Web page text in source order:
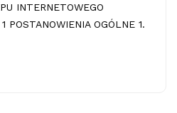
INTERNETOWEGO
POSTANOWIENIA OGÓLNE 1.